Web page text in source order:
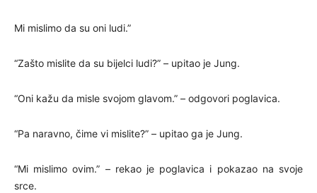
Mi mislimo da su oni ludi.”
“Zašto mislite da su bijelci ludi?” – upitao je Jung.
“Oni kažu da misle svojom glavom.” – odgovori poglavica.
“Pa naravno, čime vi mislite?” – upitao ga je Jung.
“Mi mislimo ovim.” – rekao je poglavica i pokazao na svoje
srce.